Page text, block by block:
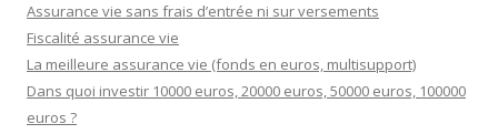
Assurance vie sans frais d’entrée ni sur versements
Fiscalité assurance vie
La meilleure assurance vie (fonds en euros, multisupport)
Dans quoi investir 10000 euros, 20000 euros, 50000 euros, 100000
euros ?